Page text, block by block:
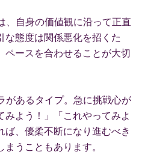
、自身の価値観に沿って正直
な態度は関係悪化を招くた
ペースを合わせることが大切
があるタイプ。急に挑戦心が
よう！」「これやってみよ
ば、優柔不断になり進むべき
うこともあります。